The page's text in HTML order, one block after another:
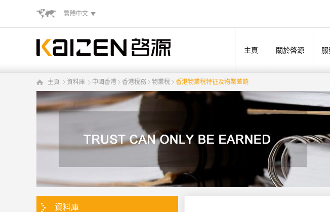
繁體中文
主頁 關於啓源 服
主頁 資料庫 中國香港 香港稅務 物業稅 香港物業稅特征及物業差餉
資料庫